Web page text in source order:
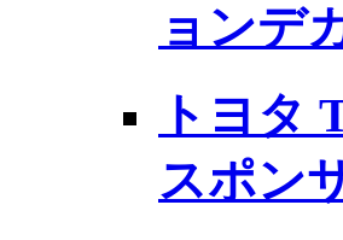
ョンデ
トヨタ
スポン